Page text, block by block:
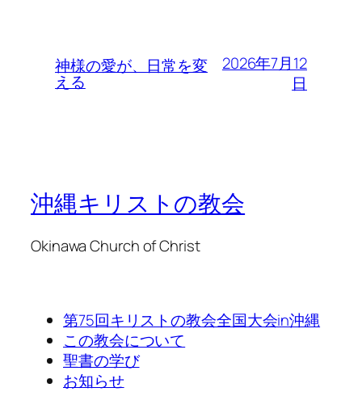
神様の愛が、日常を変
える
2026年7月12
日
沖縄キリストの教会
Okinawa Church of Christ
第75回キリストの教会全国大会in沖縄
この教会について
聖書の学び
お知らせ